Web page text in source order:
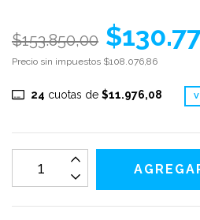
$153.850,00
Precio sin impuestos $108.076,86
24 cuotas de $11.976,08